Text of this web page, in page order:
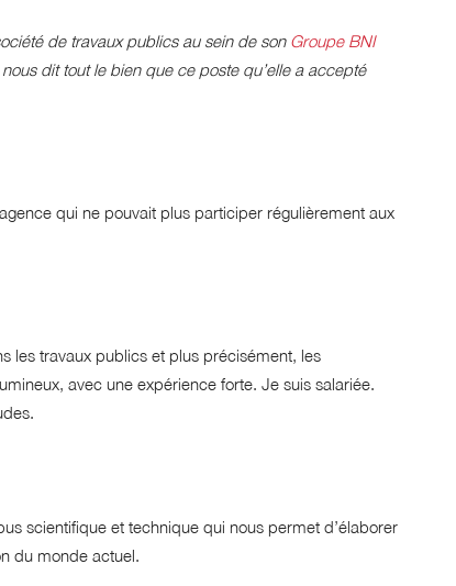
de travaux publics au sein de son Groupe BNI
dit tout le bien que ce poste qu’elle a accepté
qui ne pouvait plus participer régulièrement aux
les travaux publics et plus précisément, les
avec une expérience forte. Je suis salariée.
scientifique et technique qui nous permet d’élaborer
du monde actuel.